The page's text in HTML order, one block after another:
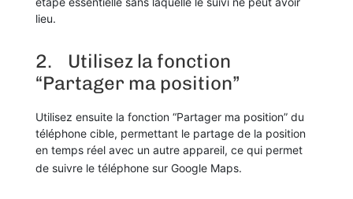
lieu.
2. Utilisez la fonction
“Partager ma position”
Utilisez ensuite la fonction “Partager ma position” du
téléphone cible, permettant le partage de la position
en temps réel avec un autre appareil, ce qui permet
de suivre le téléphone sur Google Maps.